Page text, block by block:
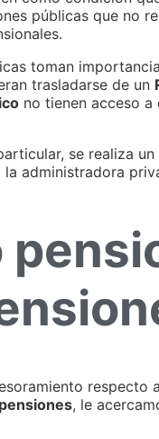
públicas que no
toman
trasladarse de un
no tienen acceso a
se realiza
administradora
respecto
, le